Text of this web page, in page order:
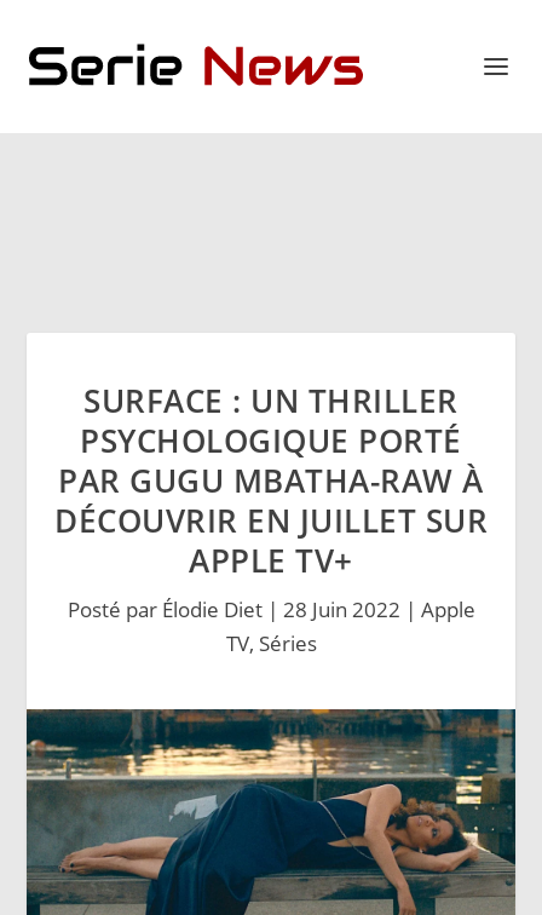
SURFACE : UN THRILLER
PSYCHOLOGIQUE PORTÉ
PAR GUGU MBATHA-RAW À
DÉCOUVRIR EN JUILLET SUR
APPLE TV+
Posté par Élodie Diet| 28 Juin 2022 | Apple
TV, Séries